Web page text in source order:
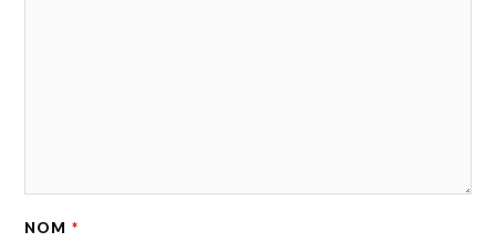
NOM *